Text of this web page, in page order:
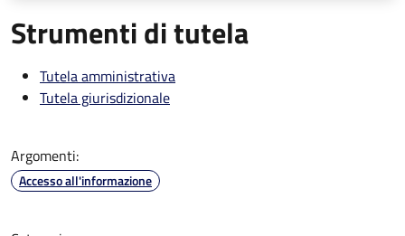
Strumenti di tutela
Tutela amministrativa
Tutela giurisdizionale
Argomenti:
Accesso all'informazione